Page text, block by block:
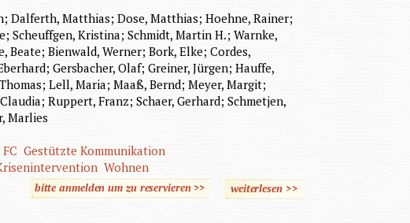
Dalferth, Matthias; Dose, Matthias; Hoehne, Rainer;
Scheuffgen, Kristina; Schmidt, Martin H.; Warnke,
Beate; Bienwald, Werner; Bork, Elke; Cordes,
Gersbacher, Olaf; Greiner, Jürgen; Hauffe,
Lell, Maria; Maaß, Bernd; Meyer, Margit;
Ruppert, Franz; Schaer, Gerhard; Schmetjen,
Marlies
FC Gestützte Kommunikation
Wohnen
bitte anmelden um zu reservieren >> weiterlesen über Mit Autismus Leben
>>